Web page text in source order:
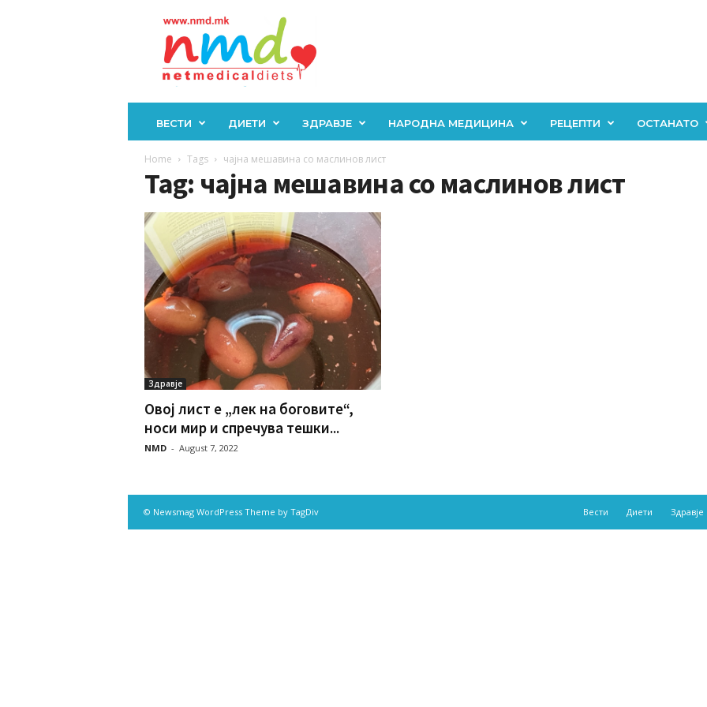
ВЕСТИ ДИЕТИ ЗДРАВЈЕ НАРОДНА МЕДИЦИНА РЕЦЕПТИ ОСТАНАТО
Home Tags чајна мешавина со маслинов лист
Tag: чајна мешавина со маслинов лист
Здравје
Овој лист е „лек на боговите“,
носи мир и спречува тешки...
NMD - August 7, 2022
Вести Диети Здравје
© Newsmag WordPress Theme by TagDiv